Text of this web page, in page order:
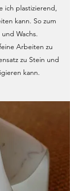
ich plastizierend,
kann. So zum
Wachs.
Arbeiten zu
zu Stein und
kann.